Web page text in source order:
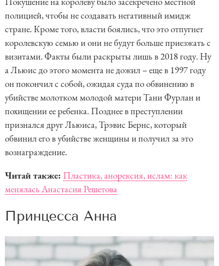
полицией, чтобы не создавать негативный имидж
стране. Кроме того, власти боялись, что это отпугнет
королевскую семью и они не будут больше приезжать с
визитами. Факты были раскрыты лишь в 2018 году. Ну
а Льюис до этого момента не дожил – еще в 1997 году
он покончил с собой, ожидая суда по обвинению в
убийстве молотком молодой матери Тани Фурлан и
похищении ее ребенка. Позднее в преступлении
признался друг Льюиса, Трэвис Бернс, который
обвинил его в убийстве женщины и получил за это
вознаграждение.
Читай также: Пластика, анорексия, ислам: как
менялась Анастасия Решетова
Принцесса Анна